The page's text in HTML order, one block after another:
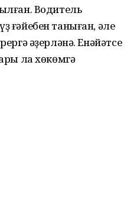
Водитель
ғәйебен таныған, әле
әҙерләнә. Енәйәтсе
ла хөкөмгә